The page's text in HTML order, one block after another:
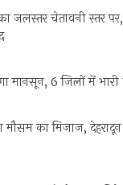
जलस्तर चेतावनी स्तर
मानसून, 6 जिलों में
मौसम का मिजाज,